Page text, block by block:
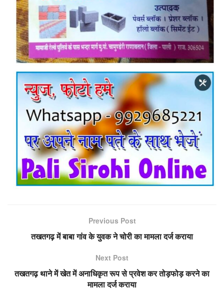
Previous Post
तखतगढ़ में बाबा गांव के युवक ने चोरी का मामला दर्ज कराया
Next Post
तखतगढ़ थाने में खेत में अनाधिकृत रूप से प्रवेश कर तोड़फोड़ करने का
मामला दर्ज कराया